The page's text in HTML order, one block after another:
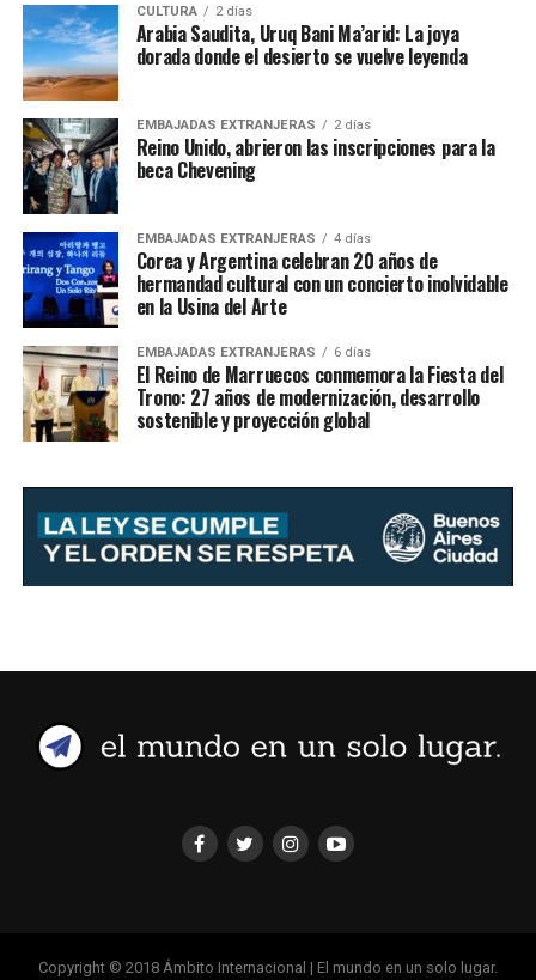
CULTURA 2 días
Arabia Saudita, Uruq Bani Ma’arid: La joya
dorada donde el desierto se vuelve leyenda
EMBAJADAS EXTRANJERAS 2 días
Reino Unido, abrieron las inscripciones para la
beca Chevening
EMBAJADAS EXTRANJERAS 4 días
Corea y Argentina celebran 20 años de
hermandad cultural con un concierto inolvidable
en la Usina del Arte
EMBAJADAS EXTRANJERAS 6 días
El Reino de Marruecos conmemora la Fiesta del
Trono: 27 años de modernización, desarrollo
sostenible y proyección global
Copyright © 2018 Ámbito Internacional | El mundo en un solo lugar.